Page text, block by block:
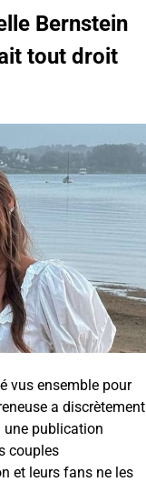
Bernstein
tout droit
vus ensemble pour
a discrètement
une publication
couples
et leurs fans ne les